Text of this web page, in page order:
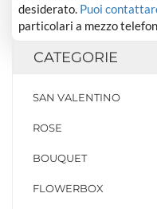
desiderato. Puoi
particolari a mezzo
CATEGORIE
SAN VALENTINO
ROSE
BOUQUET
FLOWERBOX